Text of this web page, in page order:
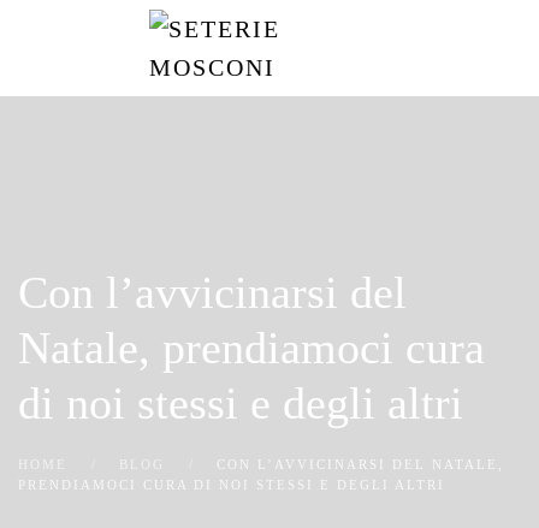
Con l’avvicinarsi del
Natale, prendiamoci cura
di noi stessi e degli altri
HOME BLOG
CON L’AVVICINARSI DEL NATALE,
PRENDIAMOCI CURA DI NOI STESSI E DEGLI ALTRI